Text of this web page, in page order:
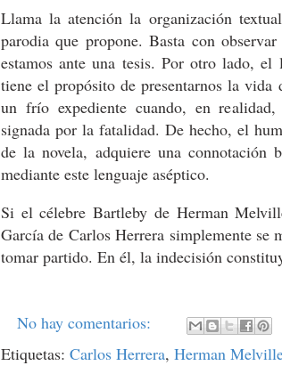
Llama la atención la organización
parodia que propone. Basta con
estamos ante una tesis. Por otro lado, el
tiene el propósito de presentarnos la vida
un frío expediente cuando, en
signada por la fatalidad. De hecho, el
de la novela, adquiere una connotación
mediante este lenguaje aséptico.
Si el célebre Bartleby de Herman
García de Carlos Herrera simplemente se
tomar partido. En él, la indecisión
No hay comentarios:
Etiquetas: Carlos Herrera, Herman